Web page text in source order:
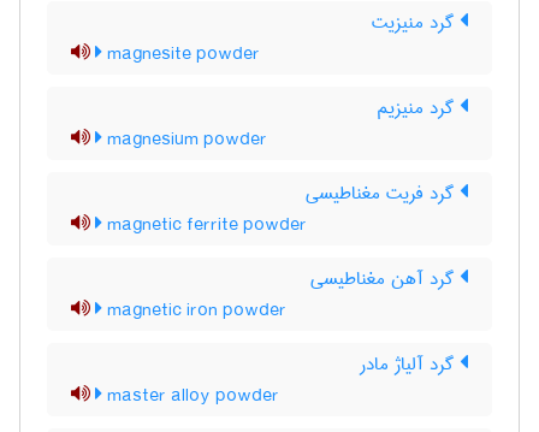
گرد منیزیت
magnesite powder
گرد منیزیم
magnesium powder
گرد فریت مغناطیسی
magnetic ferrite powder
گرد آهن مغناطیسی
magnetic iron powder
گرد آلیاژ مادر
master alloy powder